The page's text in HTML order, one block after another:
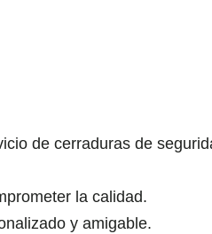
de cerraduras de
la calidad.
y amigable.